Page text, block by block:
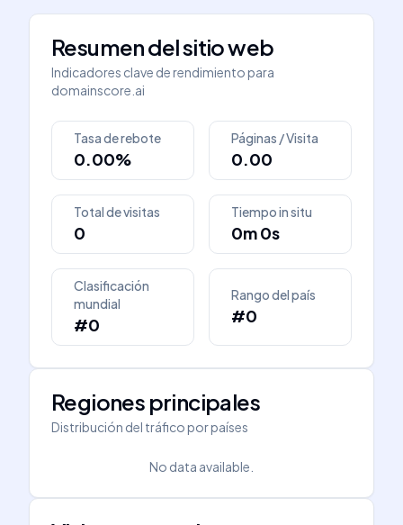
Resumen del sitio web
Indicadores clave de rendimiento para
domainscore.ai
Tasa de rebote
0.00%
Páginas / Visita
0.00
Total de visitas
0
Tiempo in situ
0m 0s
Clasificación
mundial
#0
Rango del país
#0
Regiones principales
Distribución del tráfico por países
No data available.